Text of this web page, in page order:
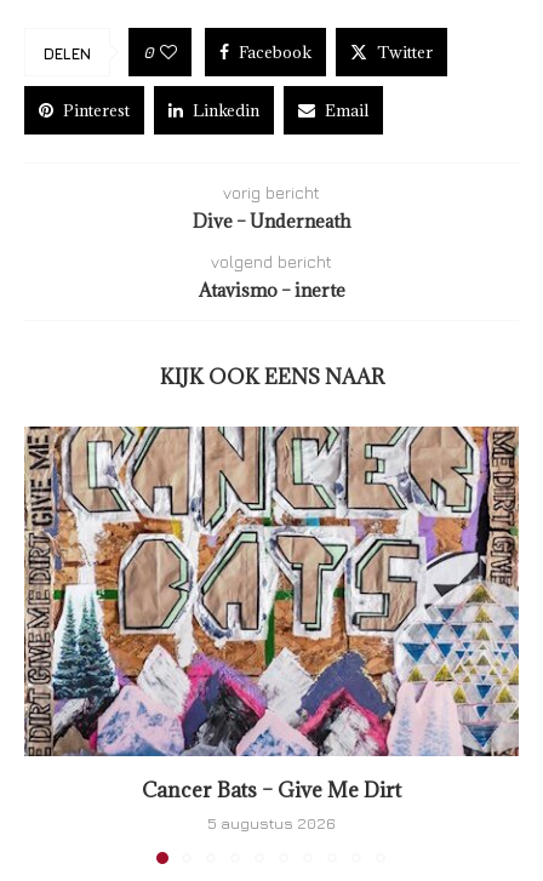
DELEN 0 Facebook Twitter
Pinterest Linkedin Email
vorig bericht
Dive – Underneath
volgend bericht
Atavismo – inerte
KIJK OOK EENS NAAR
Cancer Bats – Give Me Dirt
5 augustus 2026